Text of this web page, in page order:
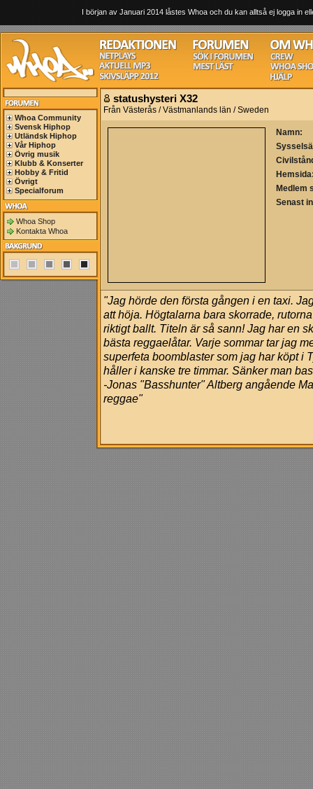
I början av Januari 2014 låstes Whoa och du kan alltså ej logga in
Whoa Community
Svensk Hiphop
Utländsk Hiphop
Vår Hiphop
Övrig musik
Klubb & Konserter
Hobby & Fritid
Övrigt
Specialforum
Whoa Shop
Kontakta Whoa
statushysteri X32
Från Västerås / Västmanlands län / Sweden
Namn:
Medlem
Senast
"Jag hörde den första gången i en taxi.
att höja. Högtalarna bara skorrade,
riktigt ballt. Titeln är så sann! Jag har en
bästa reggaelåtar. Varje sommar tar jag
superfeta boomblaster som jag har köpt i
håller i kanske tre timmar. Sänker man
-Jonas "Basshunter" Altberg angående
reggae"